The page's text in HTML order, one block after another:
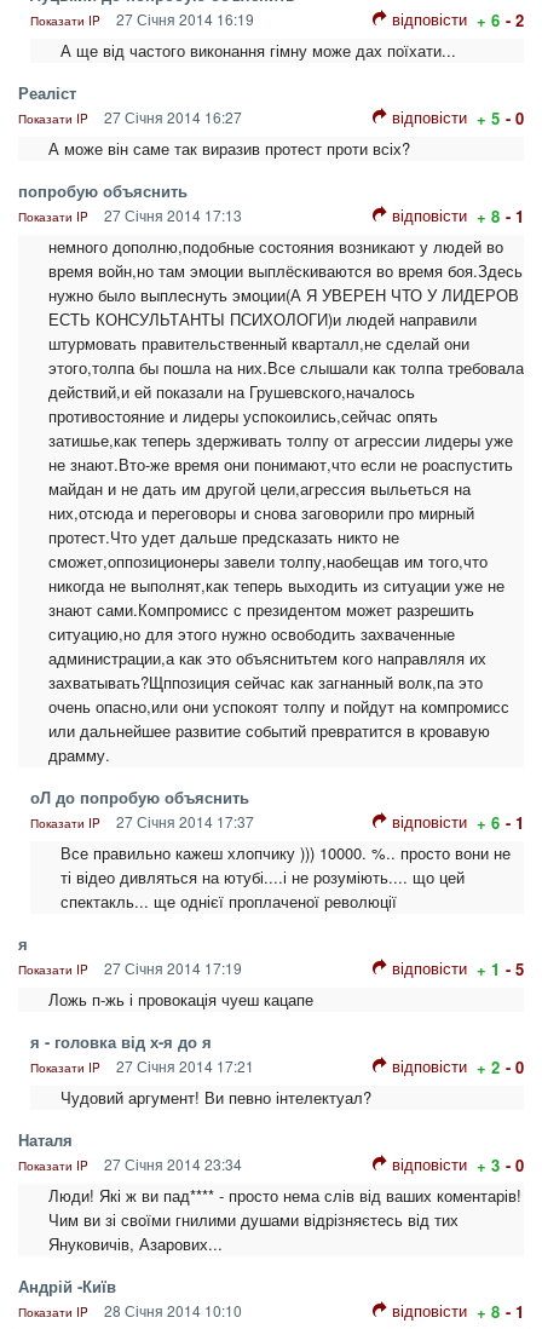
Показати IP 27 Січня 2014 16:19 відповісти + 6 - 2
А ще від частого виконання гімну може дах поїхати...
Реаліст
Показати IP 27 Січня 2014 16:27 відповісти + 5 - 0
А може він саме так виразив протест проти всіх?
попробую объяснить
Показати IP 27 Січня 2014 17:13 відповісти + 8 - 1
немного дополню,подобные состояния возникают у людей во
время войн,но там эмоции выплёскиваются во время боя.Здесь
нужно было выплеснуть эмоции(А Я УВЕРЕН ЧТО У ЛИДЕРОВ
ЕСТЬ КОНСУЛЬТАНТЫ ПСИХОЛОГИ)и людей направили
штурмовать правительственный кварталл,не сделай они
этого,толпа бы пошла на них.Все слышали как толпа требовала
действий,и ей показали на Грушевского,началось
противостояние и лидеры успокоились,сейчас опять
затишье,как теперь здерживать толпу от агрессии лидеры уже
не знают.Вто-же время они понимают,что если не роаспустить
майдан и не дать им другой цели,агрессия выльеться на
них,отсюда и переговоры и снова заговорили про мирный
протест.Что удет дальше предсказать никто не
сможет,оппозиционеры завели толпу,наобещав им того,что
никогда не выполнят,как теперь выходить из ситуации уже не
знают сами.Компромисс с президентом может разрешить
ситуацию,но для этого нужно освободить захваченные
администрации,а как это объяснитьтем кого направляля их
захватывать?Щппозиция сейчас как загнанный волк,па это
очень опасно,или они успокоят толпу и пойдут на компромисс
или дальнейшее развитие событий превратится в кровавую
драмму.
оЛ до попробую объяснить
Показати IP 27 Січня 2014 17:37 відповісти + 6 - 1
Все правильно кажеш хлопчику ))) 10000. %.. просто вони не
ті відео дивляться на ютубі....і не розуміють.... що цей
спектакль... ще однієї проплаченої революції
я
Показати IP 27 Січня 2014 17:19 відповісти + 1 - 5
Ложь п-жь і провокація чуеш кацапе
я - головка від х-я до я
Показати IP 27 Січня 2014 17:21 відповісти + 2 - 0
Чудовий аргумент! Ви певно інтелектуал?
Наталя
Показати IP 27 Січня 2014 23:34 відповісти + 3 - 0
Люди! Які ж ви пад**** - просто нема слів від ваших коментарів!
Чим ви зі своїми гнилими душами відрізняєтесь від тих
Януковичів, Азарових...
Андрій -Київ
Показати IP 28 Січня 2014 10:10 відповісти + 8 - 1